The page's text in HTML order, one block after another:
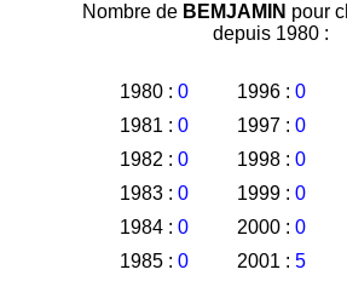
Nombre de BEMJAMIN pour
depuis 1980 :
1980 : 0
1981 : 0
1982 : 0
1983 : 0
1984 : 0
1985 : 0
1996 : 0
1997 : 0
1998 : 0
1999 : 0
2000 : 0
2001 : 5